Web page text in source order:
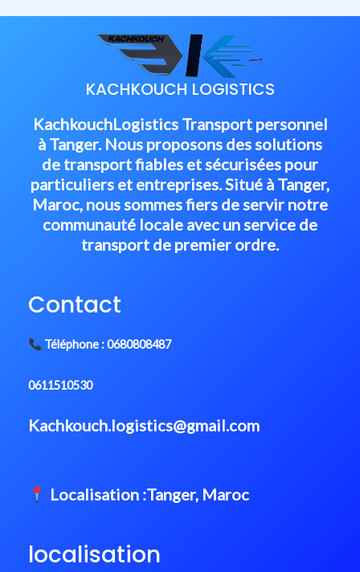
KACHKOUCH LOGISTICS
KachkouchLogistics Transport personnel
à Tanger. Nous proposons des solutions
de transport fiables et sécurisées pour
particuliers et entreprises. Situé à Tanger,
Maroc, nous sommes fiers de servir notre
communauté locale avec un service de
transport de premier ordre.
Contact
Téléphone : 0680808487
0611510530
Kachkouch.logistics@gmail.com
Localisation :Tanger, Maroc
localisation